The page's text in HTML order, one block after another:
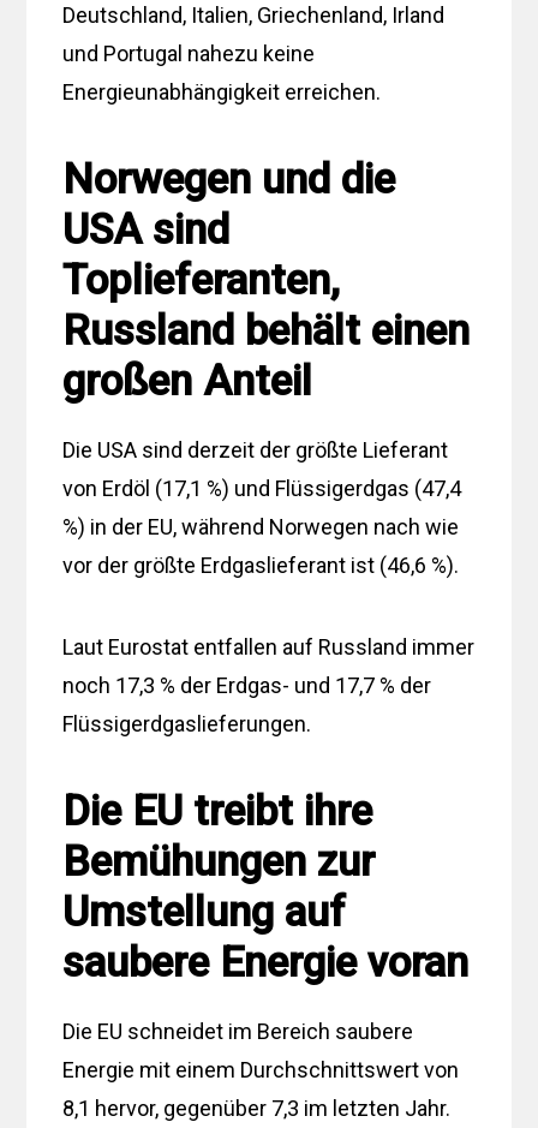
Deutschland, Italien, Griechenland, Irland
und Portugal nahezu keine
Energieunabhängigkeit erreichen.
Norwegen und die
USA sind
Toplieferanten,
Russland behält einen
großen Anteil
Die USA sind derzeit der größte Lieferant
von Erdöl (17,1 %) und Flüssigerdgas (47,4
%) in der EU, während Norwegen nach wie
vor der größte Erdgaslieferant ist (46,6 %).
Laut Eurostat entfallen auf Russland immer
noch 17,3 % der Erdgas- und 17,7 % der
Flüssigerdgaslieferungen.
Die EU treibt ihre
Bemühungen zur
Umstellung auf
saubere Energie voran
Die EU schneidet im Bereich saubere
Energie mit einem Durchschnittswert von
8,1 hervor, gegenüber 7,3 im letzten Jahr.